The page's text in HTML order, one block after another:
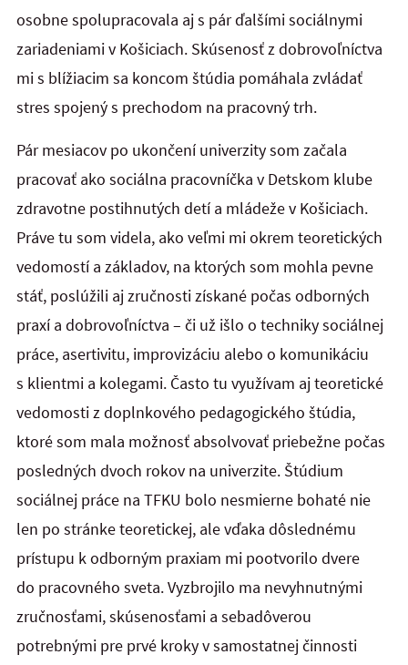
osobne spolupracovala aj s pár ďalšími sociálnymi
zariadeniami v Košiciach. Skúsenosť z dobrovoľníctva
mi s blížiacim sa koncom štúdia pomáhala zvládať
stres spojený s prechodom na pracovný trh.
Pár mesiacov po ukončení univerzity som začala
pracovať ako sociálna pracovníčka v Detskom klube
zdravotne postihnutých detí a mládeže v Košiciach.
Práve tu som videla, ako veľmi mi okrem teoretických
vedomostí a základov, na ktorých som mohla pevne
stáť, poslúžili aj zručnosti získané počas odborných
praxí a dobrovoľníctva – či už išlo o techniky sociálnej
práce, asertivitu, improvizáciu alebo o komunikáciu
s klientmi a kolegami. Často tu využívam aj teoretické
vedomosti z doplnkového pedagogického štúdia,
ktoré som mala možnosť absolvovať priebežne počas
posledných dvoch rokov na univerzite. Štúdium
sociálnej práce na TFKU bolo nesmierne bohaté nie
len po stránke teoretickej, ale vďaka dôslednému
prístupu k odborným praxiam mi pootvorilo dvere
do pracovného sveta. Vyzbrojilo ma nevyhnutnými
zručnosťami, skúsenosťami a sebadôverou
potrebnými pre prvé kroky v samostatnej činnosti